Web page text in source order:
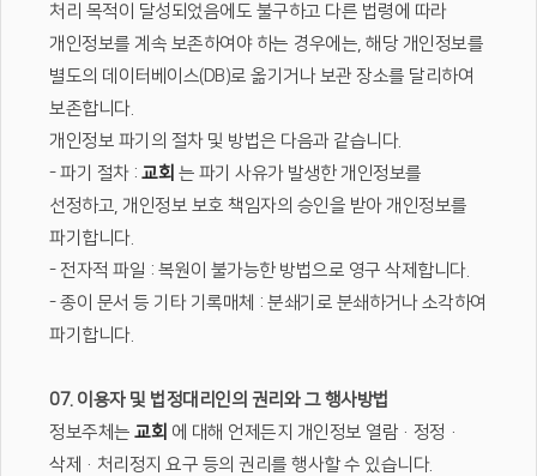
처리 목적이 달성되었음에도 불구하고 다른 법령에 따라
개인정보를 계속 보존하여야 하는 경우에는, 해당 개인정보를
별도의 데이터베이스(DB)로 옮기거나 보관 장소를 달리하여
보존합니다.
개인정보 파기의 절차 및 방법은 다음과 같습니다.
- 파기 절차 : 교회 는 파기 사유가 발생한 개인정보를
선정하고, 개인정보 보호 책임자의 승인을 받아 개인정보를
파기합니다.
- 전자적 파일 : 복원이 불가능한 방법으로 영구 삭제합니다.
- 종이 문서 등 기타 기록매체 : 분쇄기로 분쇄하거나 소각하여
파기합니다.
07. 이용자 및 법정대리인의 권리와 그 행사방법
정보주체는 교회 에 대해 언제든지 개인정보 열람·정정·
삭제·처리정지 요구 등의 권리를 행사할 수 있습니다.